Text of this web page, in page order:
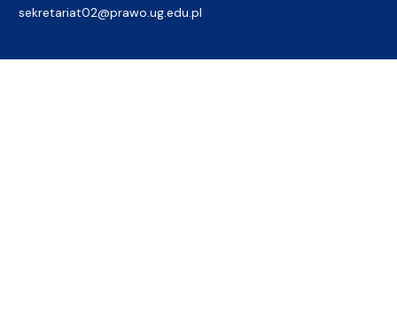
sekretariat02@prawo.ug.edu.pl